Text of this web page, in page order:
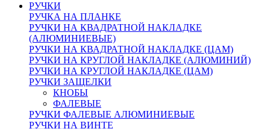
РУЧКИ
РУЧКА НА ПЛАНКЕ
РУЧКИ НА КВАДРАТНОЙ НАКЛАДКЕ
(АЛЮМИНИЕВЫЕ)
РУЧКИ НА КВАДРАТНОЙ НАКЛАДКЕ (ЦАМ)
РУЧКИ НА КРУГЛОЙ НАКЛАДКЕ (АЛЮМИНИЙ)
РУЧКИ НА КРУГЛОЙ НАКЛАДКЕ (ЦАМ)
РУЧКИ ЗАЩЕЛКИ
КНОБЫ
ФАЛЕВЫЕ
РУЧКИ ФАЛЕВЫЕ АЛЮМИНИЕВЫЕ
РУЧКИ НА ВИНТЕ